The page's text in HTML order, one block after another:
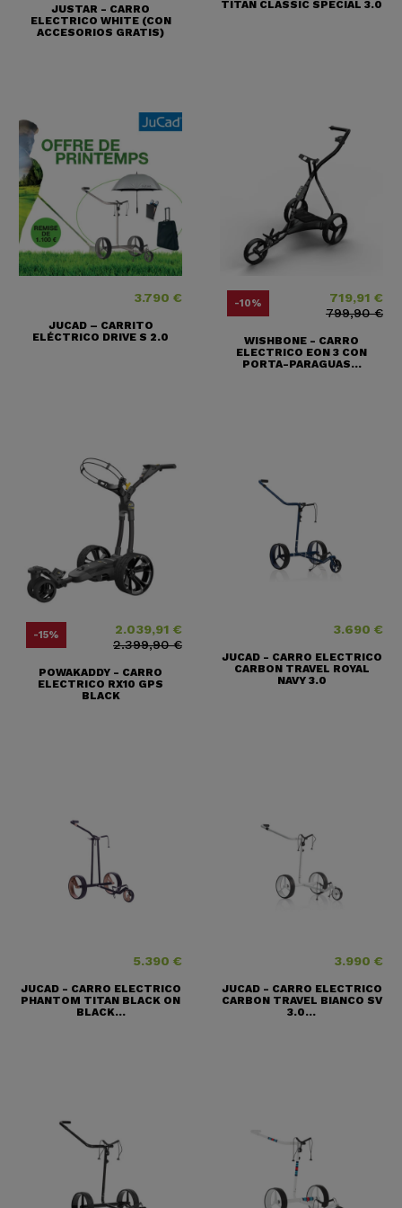
JUSTAR - CARRO
ELECTRICO WHITE (CON
ACCESORIOS GRATIS)
TITAN CLASSIC SPECIAL 3.0
Precio
3.790 €
JUCAD – CARRITO
ELÉCTRICO DRIVE S 2.0
-10% 719,91 €
Precio base
799,90 €
WISHBONE - CARRO
ELECTRICO EON 3 CON
PORTA-PARAGUAS...
-15% 2.039,91 €
Precio base
2.399,90 €
POWAKADDY - CARRO
ELECTRICO RX10 GPS
BLACK
Precio
3.690 €
JUCAD - CARRO ELECTRICO
CARBON TRAVEL ROYAL
NAVY 3.0
Precio
5.390 €
JUCAD - CARRO ELECTRICO
PHANTOM TITAN BLACK ON
BLACK...
Precio
3.990 €
JUCAD - CARRO ELECTRICO
CARBON TRAVEL BIANCO SV
3.0...